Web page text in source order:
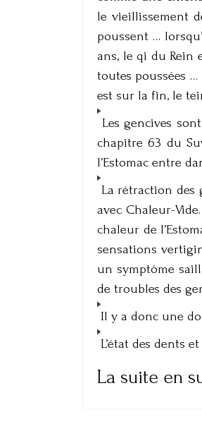
le vieillissement
poussent …
ans, le qi du Rein
toutes poussées
est sur la fin, le
Les gencives
chapitre 63 du
l’Estomac entre
La rétraction des
avec Chaleur-
chaleur de
sensations
un symptôme
de troubles des
Il y a donc une
L’état des dents
La suite en